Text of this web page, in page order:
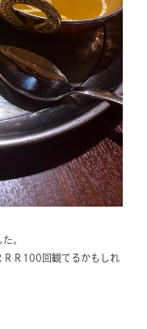
。
ＲＲ100回観てるかもしれ